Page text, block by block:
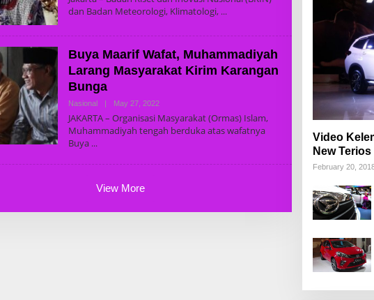
R
E
T
R
I
dan Badan Meteorologi, Klimatologi,
Buya Maarif Wafat, Muhammadiyah
Larang Masyarakat Kirim Karangan
Bunga
Nasional | May 27, 2022B
S
U
N
JAKARTA – Organisasi Masyarakat (Ormas) Islam,
Muhammadiyah tengah berduka atas wafatnya
Buya
View More
Video
New Terios
February 20,